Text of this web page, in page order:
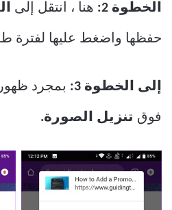
الخطوة 2: هنا ، انتقل إلى
حفظها واضغط عليها لفترة
إلى الخطوة 3: بمجرد ظهور
فوق تنزيل الصورة.